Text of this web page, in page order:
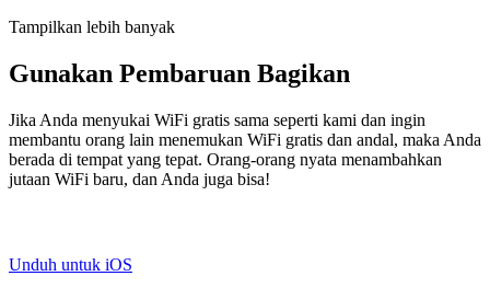
Tampilkan lebih banyak
Gunakan Pembaruan Bagikan
Jika Anda menyukai WiFi gratis sama seperti kami dan ingin
membantu orang lain menemukan WiFi gratis dan andal, maka Anda
berada di tempat yang tepat. Orang-orang nyata menambahkan
jutaan WiFi baru, dan Anda juga bisa!
Unduh untuk iOS